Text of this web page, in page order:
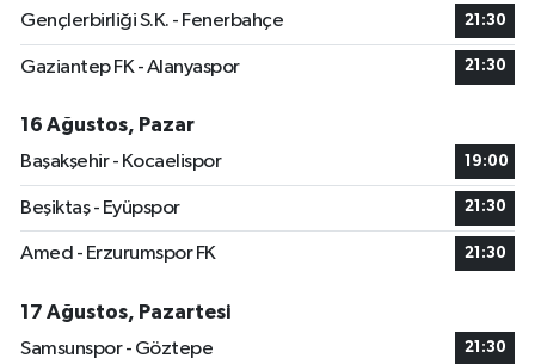
Gençlerbirliği S.K. - Fenerbahçe 21:30
Gaziantep FK - Alanyaspor 21:30
16 Ağustos, Pazar
Başakşehir - Kocaelispor
19:00
Beşiktaş - Eyüpspor 21:30
Amed - Erzurumspor FK 21:30
17 Ağustos, Pazartesi
Samsunspor - Göztepe
21:30